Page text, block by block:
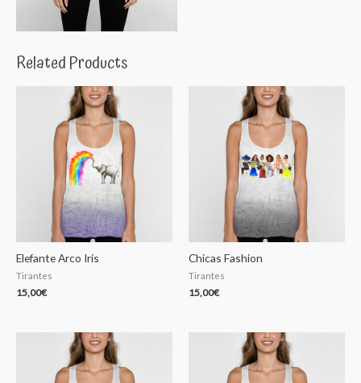
Related Products
Elefante Arco Iris
Tirantes
15,00€
Chicas Fashion
Tirantes
15,00€